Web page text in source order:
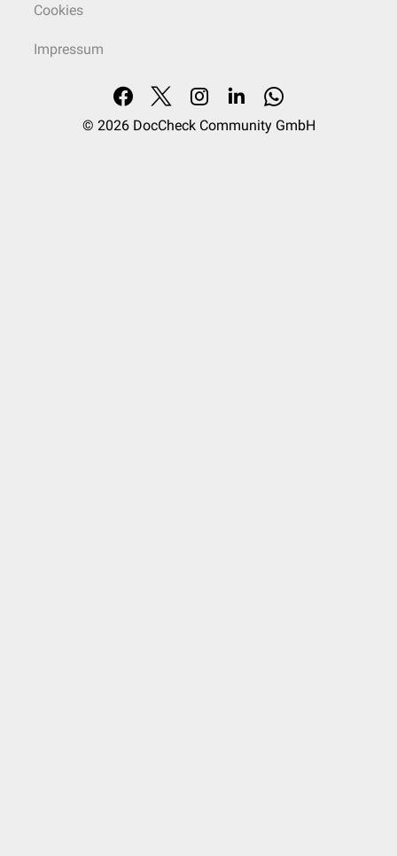
Cookies
Impressum
© 2026 DocCheck Community GmbH